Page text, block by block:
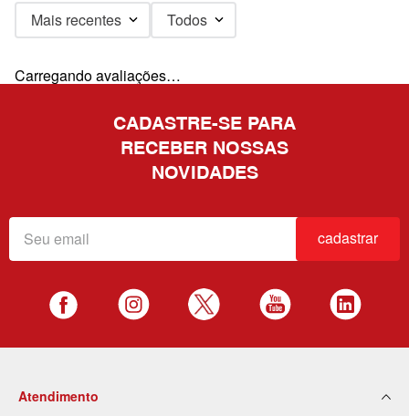
Mais recentes Todos
Carregando avaliações…
CADASTRE-SE PARA
RECEBER NOSSAS
NOVIDADES
cadastrar
Atendimento